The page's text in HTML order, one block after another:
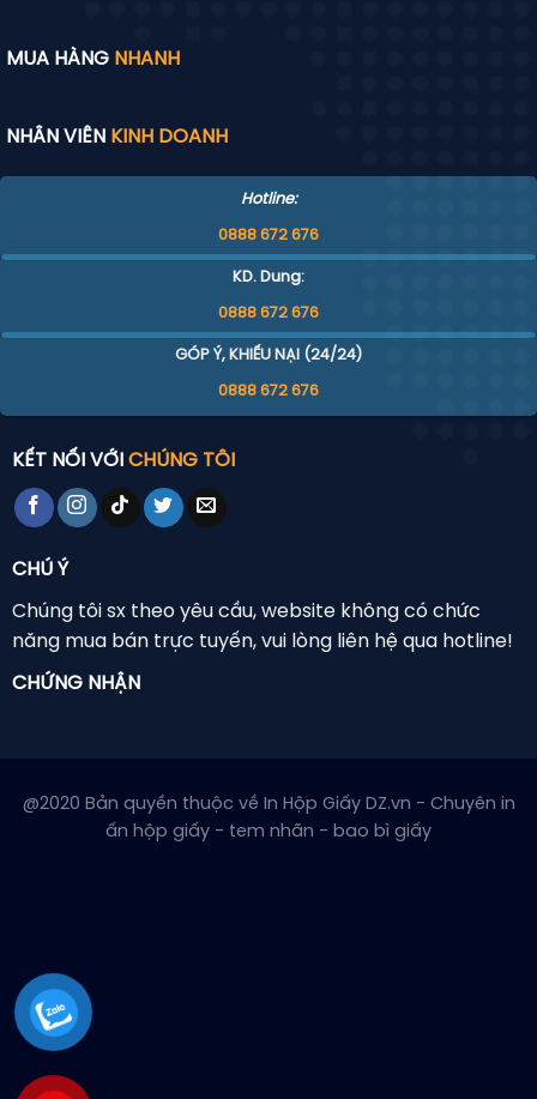
MUA HÀNG NHANH
NHÂN VIÊN KINH DOANH
Hotline:
0888 672 676
KD. Dung:
0888 672 676
GÓP Ý, KHIẾU NẠI (24/24)
0888 672 676
KẾT NỐI VỚI CHÚNG TÔI
CHÚ Ý
Chúng tôi sx theo yêu cầu, website không có chức
năng mua bán trực tuyến, vui lòng liên hệ qua hotline!
CHỨNG NHẬN
@2020 Bản quyền thuộc về In Hộp Giấy DZ.vn - Chuyên in
ấn hộp giấy - tem nhãn - bao bì giấy